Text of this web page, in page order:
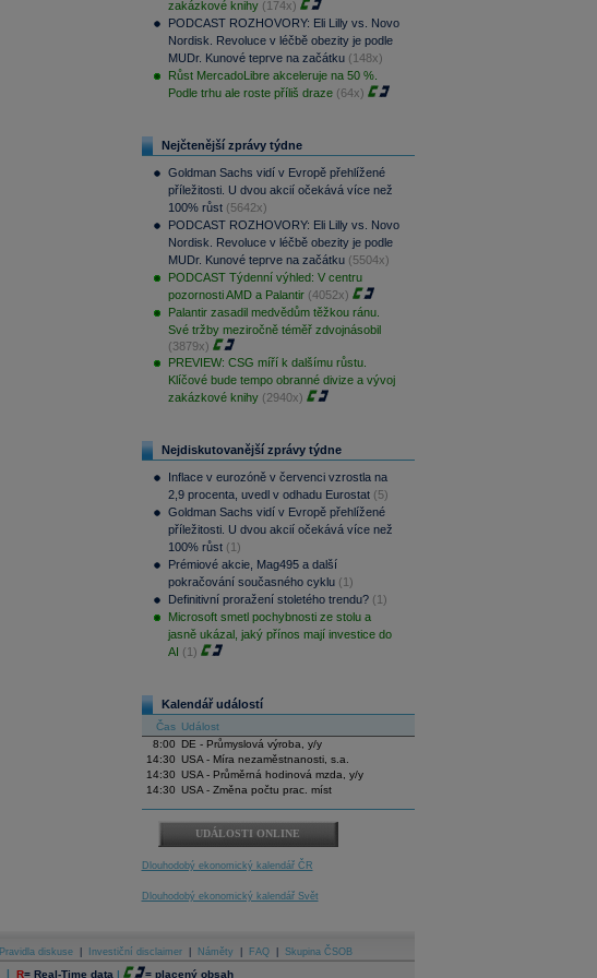
zakázkové knihy (174x)
PODCAST ROZHOVORY: Eli Lilly vs. Novo
Nordisk. Revoluce v léčbě obezity je podle
MUDr. Kunové teprve na začátku (148x)
Růst MercadoLibre akceleruje na 50 %.
Podle trhu ale roste příliš draze (64x)
Nejčtenější zprávy týdne
Goldman Sachs vidí v Evropě přehlížené
příležitosti. U dvou akcií očekává více než
100% růst (5642x)
PODCAST ROZHOVORY: Eli Lilly vs. Novo
Nordisk. Revoluce v léčbě obezity je podle
MUDr. Kunové teprve na začátku (5504x)
PODCAST Týdenní výhled: V centru
pozornosti AMD a Palantir (4052x)
Palantir zasadil medvědům těžkou ránu.
Své tržby meziročně téměř zdvojnásobil
(3879x)
PREVIEW: CSG míří k dalšímu růstu.
Klíčové bude tempo obranné divize a vývoj
zakázkové knihy (2940x)
Nejdiskutovanější zprávy týdne
Inflace v eurozóně v červenci vzrostla na
2,9 procenta, uvedl v odhadu Eurostat (5)
Goldman Sachs vidí v Evropě přehlížené
příležitosti. U dvou akcií očekává více než
100% růst (1)
Prémiové akcie, Mag495 a další
pokračování současného cyklu (1)
Definitivní proražení stoletého trendu? (1)
Microsoft smetl pochybnosti ze stolu a
jasně ukázal, jaký přínos mají investice do
AI (1)
Kalendář událostí
Čas Událost
8:00
DE - Průmyslová výroba, y/y
14:30 USA - Míra nezaměstnanosti, s.a.
14:30 USA - Průměrná hodinová mzda, y/y
14:30 USA - Změna počtu prac. míst
UDÁLOSTI ONLINE
Dlouhodobý ekonomický kalendář ČR
Dlouhodobý ekonomický kalendář Svět
Pravidla diskuse Investiční disclaimer Náměty FAQ Skupina ČSOB
| R= Real-Time data | = placený obsah